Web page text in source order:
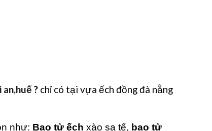
an,huế? chỉ có tại vựa ếch đồng đà nẵng
như: Bao tử ếch xào sa tế, bao tử